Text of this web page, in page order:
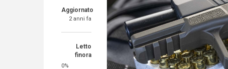
Aggiornato
2 anni fa
Letto
finora
0%